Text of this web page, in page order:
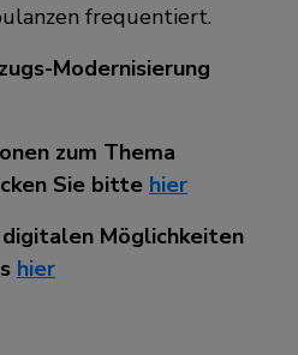
frequentiert.
Modernisierung
zum Thema
Sie bitte hier
Möglichkeiten
hier